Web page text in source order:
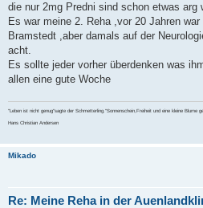
die nur 2mg Predni sind schon etwas arg
Es war meine 2. Reha ,vor 20 Jahren
Bramstedt ,aber damals auf der
acht.
Es sollte jeder vorher überdenken was
allen eine gute Woche
"Leben ist nicht genug"sagte der Schmetterling."Sonnenschein,Freiheit und eine kleine Blume
Hans Christian Andersen
Mikado
Re: Meine Reha in der